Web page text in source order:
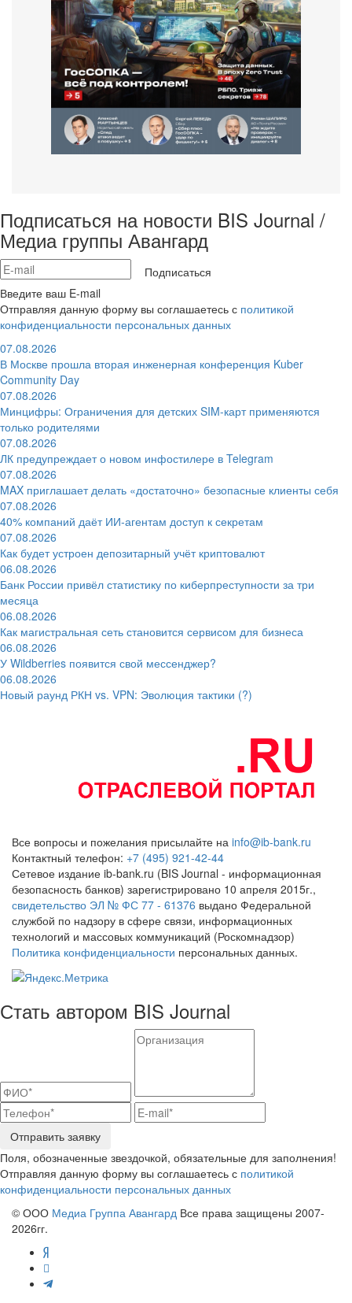
Подписаться на новости BIS Journal /
Медиа группы Авангард
Подписаться
Введите ваш E-mail
Отправляя данную форму вы соглашаетесь с политикой
конфиденциальности персональных данных
07.08.2026
В Москве прошла вторая инженерная конференция Kuber
Community Day
07.08.2026
Минцифры: Ограничения для детских SIM-карт применяются
только родителями
07.08.2026
ЛК предупреждает о новом инфостилере в Telegram
07.08.2026
MAX приглашает делать «достаточно» безопасные клиенты себя
07.08.2026
40% компаний даёт ИИ‑агентам доступ к секретам
07.08.2026
Как будет устроен депозитарный учёт криптовалют
06.08.2026
Банк России привёл статистику по киберпреступности за три
месяца
06.08.2026
Как магистральная сеть становится сервисом для бизнеса
06.08.2026
У Wildberries появится свой мессенджер?
06.08.2026
Новый раунд РКН vs. VPN: Эволюция тактики (?)
Все вопросы и пожелания присылайте на info@ib-bank.ru
Контактный телефон: +7 (495) 921-42-44
Сетевое издание ib-bank.ru (BIS Journal - информационная
безопасность банков) зарегистрировано 10 апреля 2015г.,
свидетельство ЭЛ № ФС 77 - 61376 выдано Федеральной
службой по надзору в сфере связи, информационных
технологий и массовых коммуникаций (Роскомнадзор)
Политика конфиденциальности персональных данных.
Стать автором BIS Journal
Отправить заявку
Поля, обозначенные звездочкой, обязательные для заполнения!
Отправляя данную форму вы соглашаетесь с политикой
конфиденциальности персональных данных
© ООО Медиа Группа Авангард Все права защищены 2007-
2026гг.